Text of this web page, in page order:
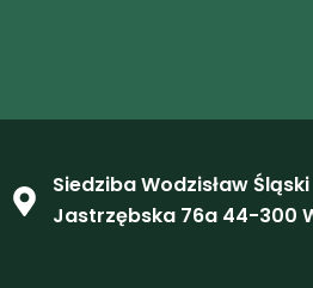
Siedziba Wodzisław
Jastrzębska 76a 44-300